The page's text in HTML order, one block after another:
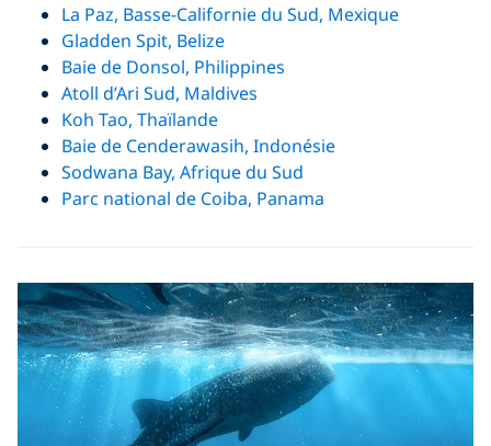
La Paz, Basse-Californie du Sud, Mexique
Gladden Spit, Belize
Baie de Donsol, Philippines
Atoll d’Ari Sud, Maldives
Koh Tao, Thaïlande
Baie de Cenderawasih, Indonésie
Sodwana Bay, Afrique du Sud
Parc national de Coiba, Panama